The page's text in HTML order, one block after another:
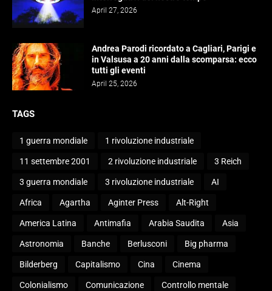
April 27, 2026
Andrea Parodi ricordato a Cagliari, Parigi e
in Valsusa a 20 anni dalla scomparsa: ecco
tutti gli eventi
April 25, 2026
TAGS
1 guerra mondiale 1 rivoluzione industriale
11 settembre 2001 2 rivoluzione industriale 3 Reich
3 guerra mondiale 3 rivoluzione industriale AI
Africa Agartha Aginter Press Alt-Right
America Latina Antimafia Arabia Saudita Asia
Astronomia Banche Berlusconi Big pharma
Bilderberg Capitalismo Cina Cinema
Colonialismo Comunicazione Controllo mentale